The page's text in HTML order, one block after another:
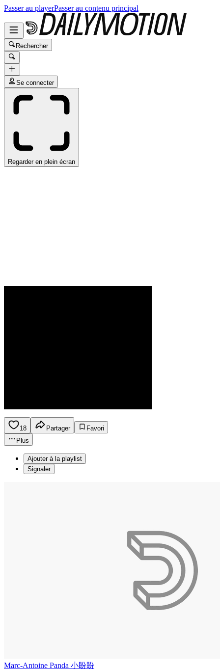
Passer au playerPasser au contenu principal
Rechercher
Se connecter
Regarder en plein écran
18 Partager
Favori
Plus
Ajouter à la playlist
Signaler
Marc-Antoine Panda 小盼盼